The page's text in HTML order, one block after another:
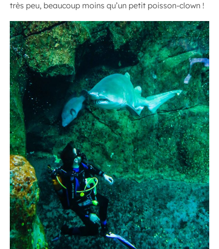
très peu, beaucoup moins qu’un petit poisson-clown !